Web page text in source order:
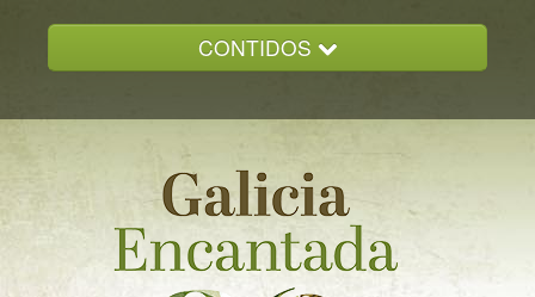
CONTIDOS
GALICIA ENCANTADA
DOCUMENTACION
NOVAS
CONTACTO